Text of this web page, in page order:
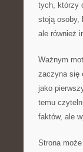
tych, którzy
stoją osoby,
ale również
Ważnym
zaczyna się
jako
temu
faktów, ale
Strona